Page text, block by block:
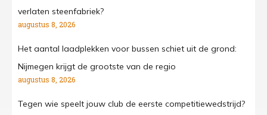
verlaten steenfabriek?
augustus 8, 2026
Het aantal laadplekken voor bussen schiet uit de grond:
Nijmegen krijgt de grootste van de regio
augustus 8, 2026
Tegen wie speelt jouw club de eerste competitiewedstrijd?